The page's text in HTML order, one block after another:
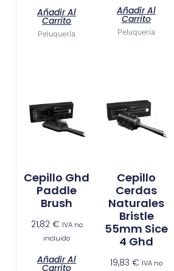
Añadir Al
Carrito
Peluquería
Añadir Al
Carrito
Peluquería
Cepillo Ghd
Paddle
Brush
21,82 € IVA no
incluido
Añadir Al
Carrito
Cepillo
Cerdas
Naturales
Bristle
55mm Sice
4 Ghd
19,83 € IVA no